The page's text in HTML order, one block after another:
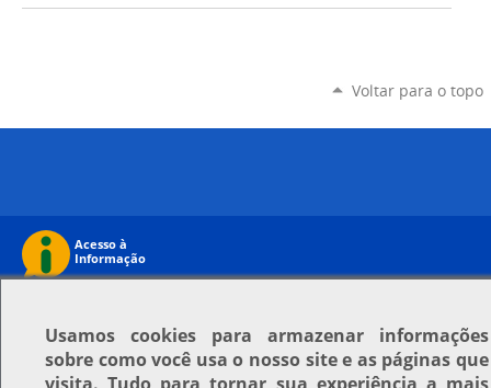
Voltar para o topo
Usamos cookies para armazenar informações
sobre como você usa o nosso site e as páginas que